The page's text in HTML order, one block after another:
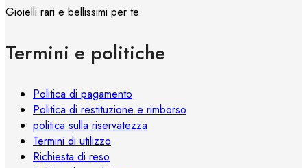
possono
scelte
del
prodotto
Gioielli rari e bellissimi per te.
Termini e politiche
Politica di pagamento
Politica di restituzione e rimborso
politica sulla riservatezza
Termini di utilizzo
Richiesta di reso